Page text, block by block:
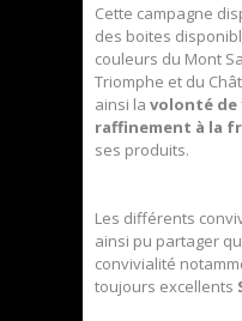
Cette campagne
des boites
couleurs du Mont
Triomphe et du
ainsi la volonté de
raffinement à la
ses produits.
Les différents
ainsi pu partager
convivialité
toujours excellents